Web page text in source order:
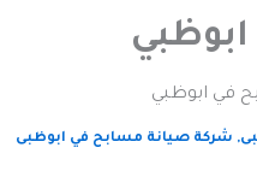
في ابوظبي
, شركة صيانة مسابح في ابوظبى